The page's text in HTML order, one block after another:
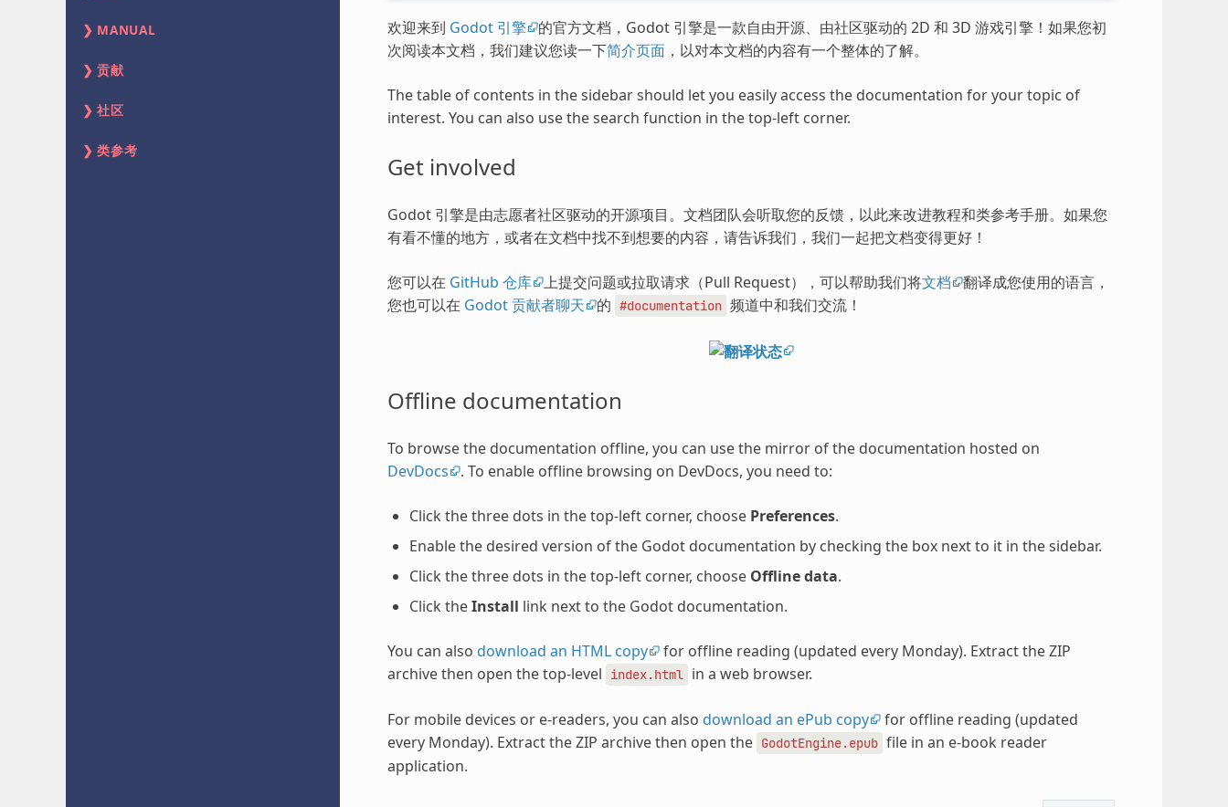
MANUAL
贡献
社区
类参考
欢迎来到 Godot 引擎 的官方文档，Godot 引擎是一款自由开源、由社区驱动的 2D 和 3D 游戏引擎！如果您初
次阅读本文档，我们建议您读一下简介页面，以对本文档的内容有一个整体的了解。
The table of contents in the sidebar should let you easily access the documentation for your topic of
interest. You can also use the search function in the top-left corner.
Get involved
Godot 引擎是由志愿者社区驱动的开源项目。文档团队会听取您的反馈，以此来改进教程和类参考手册。如果您
有看不懂的地方，或者在文档中找不到想要的内容，请告诉我们，我们一起把文档变得更好！
您可以在 GitHub 仓库 上提交问题或拉取请求（Pull Request），可以帮助我们将文档
翻译成您使用的语言，
您也可以在 Godot 贡献者聊天 的 #documentation 频道中和我们交流！
Offline documentation
To browse the documentation offline, you can use the mirror of the documentation hosted on
DevDocs
. To enable offline browsing on DevDocs, you need to:
Click the three dots in the top-left corner, choose Preferences.
Enable the desired version of the Godot documentation by checking the box next to it in the sidebar.
Click the three dots in the top-left corner, choose Offline data.
Click theInstall link next to the Godot documentation.
You can also download an HTML copy for offline reading (updated every Monday). Extract the ZIP
archive then open the top-level
index.html in a web browser.
For mobile devices or e-readers, you can also download an ePub copy for offline reading (updated
every Monday). Extract the ZIP archive then open the GodotEngine.epub file in an e-book reader
application.